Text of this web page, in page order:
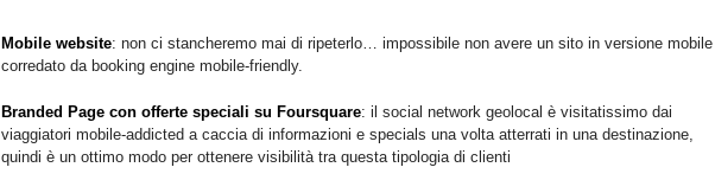
Mobile website: non ci stancheremo mai di ripeterlo… impossibile non avere un sito in versione mobile
corredato da booking engine mobile-friendly.
Branded Page con offerte speciali su Foursquare: il social network geolocal è visitatissimo dai
viaggiatori mobile-addicted a caccia di informazioni e specials una volta atterrati in una destinazione,
quindi è un ottimo modo per ottenere visibilità tra questa tipologia di clienti